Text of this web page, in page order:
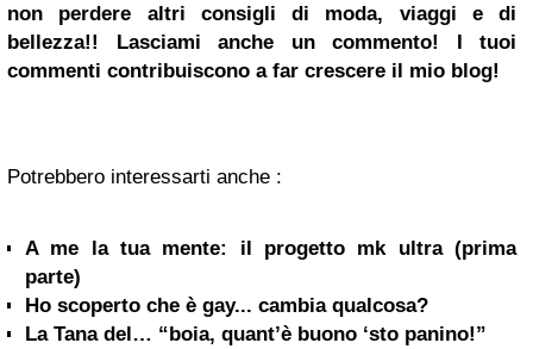
non perdere altri consigli di moda, viaggi e di
bellezza!!
Lasciami anche un commento! I tuoi
commenti contribuiscono a far crescere il mio blog!
Potrebbero interessarti anche :
A me la tua mente: il progetto mk ultra (prima
parte)
Ho scoperto che è gay... cambia qualcosa?
La Tana del… “boia, quant’è buono ‘sto panino!”